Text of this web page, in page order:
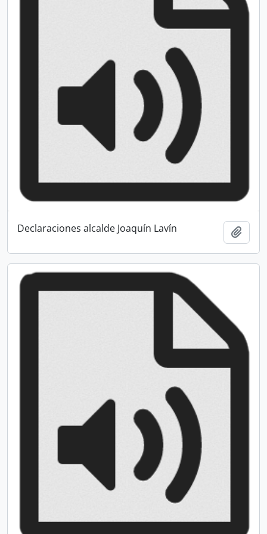
Declaraciones alcalde Joaquín Lavín